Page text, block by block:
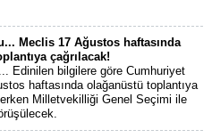
Meclis 17 Ağustos haftasında
çağrılacak!
Edinilen bilgilere göre Cumhuriyet
haftasında olağanüstü toplantıya
Milletvekilliği Genel Seçimi ile